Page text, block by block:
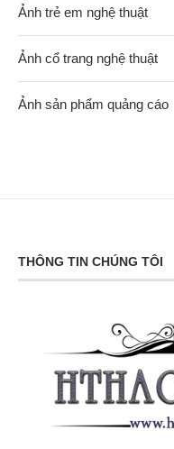
Ảnh trẻ em nghệ thuật
Ảnh cổ trang nghệ thuật
Ảnh sản phẩm quảng cáo
THÔNG TIN CHÚNG TÔI